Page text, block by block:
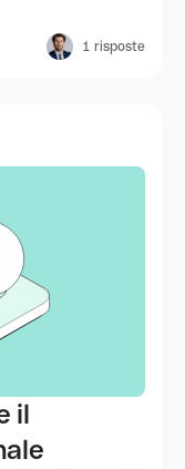
1 risposte
il